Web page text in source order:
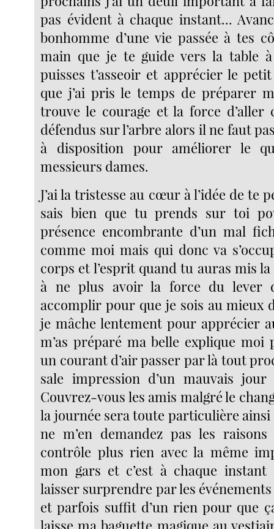
pas évident à chaque instant...
bonhomme d’une vie passée à tes
main que je te guide vers la table
puisses t’asseoir et apprécier le
que j’ai pris le temps de préparer
trouve le courage et la force
défendus sur l’arbre alors il ne faut
à disposition pour améliorer le
messieurs dames.
J’ai la tristesse au cœur à l’idée de te
sais bien que tu prends sur toi
présence encombrante d’un mal
comme moi mais qui donc va
corps et l’esprit quand tu auras mis
à ne plus avoir la force du lever
accomplir pour que je sois au mieux
je mâche lentement pour apprécier
m’as préparé ma belle explique moi
un courant d’air passer par là tout
sale impression d’un mauvais jour
Couvrez-vous les amis malgré le
la journée sera toute particulière
ne m’en demandez pas les
contrôle plus rien avec la même
mon gars et c’est à chaque
laisser surprendre par les
et parfois suffit d’un rien pour que
laisse ma baguette magique au